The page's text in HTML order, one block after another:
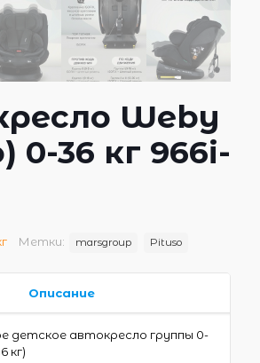
Weby
0-36 кг 966i-
Метки: marsgroup Pituso
Описание
детское автокресло группы 0-
кг)